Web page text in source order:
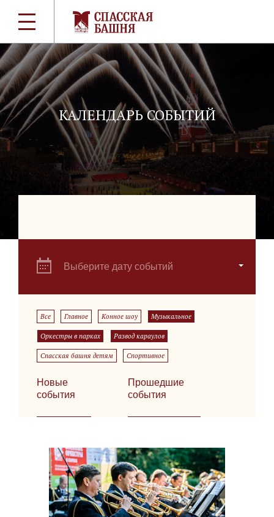
КАЛЕНДАРЬ СОБЫТИЙ
Выберите дату событий
Все Главное Конное шоу Музыкальное
Оркестры в парках Развод караулов
Спасская башня детям Спортивное
Новые
события
Прошедшие
события